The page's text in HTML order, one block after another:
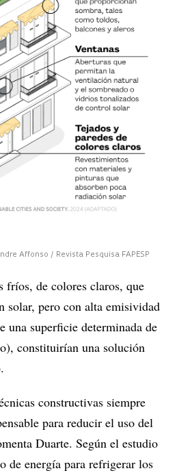
Affonso / Revista Pesquisa FAPESP
fríos, de colores claros, que
solar, pero con alta emisividad
una superficie determinada de
constituirían una solución
constructivas siempre
para reducir el uso del
Duarte. Según el estudio
de energía para refrigerar los